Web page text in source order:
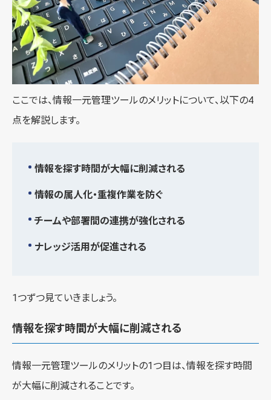
ここでは、情報一元管理ツールのメリットについて、以下の4
点を解説します。
情報を探す時間が大幅に削減される
情報の属人化・重複作業を防ぐ
チームや部署間の連携が強化される
ナレッジ活用が促進される
1つずつ見ていきましょう。
情報を探す時間が大幅に削減される
情報一元管理ツールのメリットの1つ目は、情報を探す時間
が大幅に削減されることです。